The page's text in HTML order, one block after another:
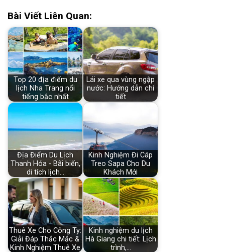
Bài Viết Liên Quan:
Top 20 địa điểm du
lịch Nha Trang nổi
tiếng bậc nhất
Lái xe qua vùng ngập
nước: Hướng dẫn chi
tiết
Địa Điểm Du Lịch
Thanh Hóa - Bãi biển,
di tích lịch…
Kinh Nghiệm Đi Cáp
Treo Sapa Cho Du
Khách Mới
Thuê Xe Cho Công Ty:
Giải Đáp Thắc Mắc &
Kinh Nghiệm Thuê Xe
Kinh nghiệm du lịch
Hà Giang chi tiết: Lịch
trình,…